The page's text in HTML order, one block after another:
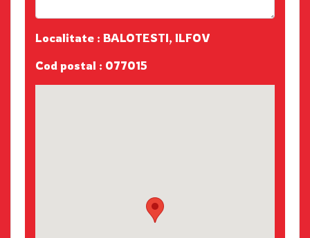
Localitate : BALOTESTI, ILFOV
Cod postal : 077015